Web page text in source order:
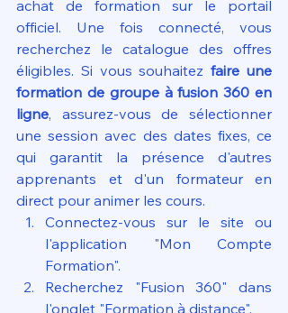
achat de formation sur le portail
officiel. Une fois connecté, vous
recherchez le catalogue des offres
éligibles. Si vous souhaitez faire une
formation de groupe à fusion 360 en
ligne, assurez-vous de sélectionner
une session avec des dates fixes, ce
qui garantit la présence d'autres
apprenants et d'un formateur en
direct pour animer les cours.
Connectez-vous sur le site ou
l'application "Mon Compte
Formation".
Recherchez "Fusion 360" dans
l'onglet "Formation à distance".